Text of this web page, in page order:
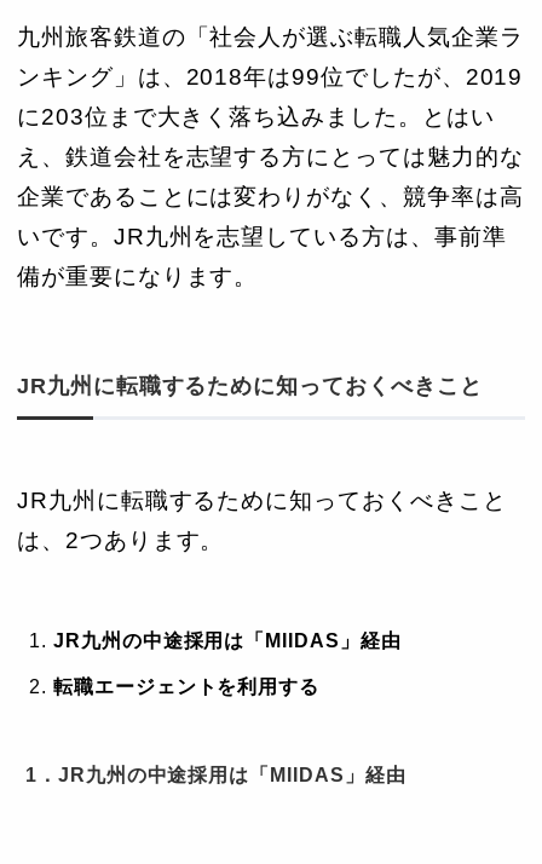
九州旅客鉄道の「社会人が選ぶ転職人気企業ラ
ンキング」は、2018年は99位でしたが、2019
に203位まで大きく落ち込みました。とはい
え、鉄道会社を志望する方にとっては魅力的な
企業であることには変わりがなく、競争率は高
いです。JR九州を志望している方は、事前準
備が重要になります。
JR九州に転職するために知っておくべきこと
JR九州に転職するために知っておくべきこと
は、2つあります。
JR九州の中途採用は「MIIDAS」経由
転職エージェントを利用する
1．JR九州の中途採用は「MIIDAS」経由